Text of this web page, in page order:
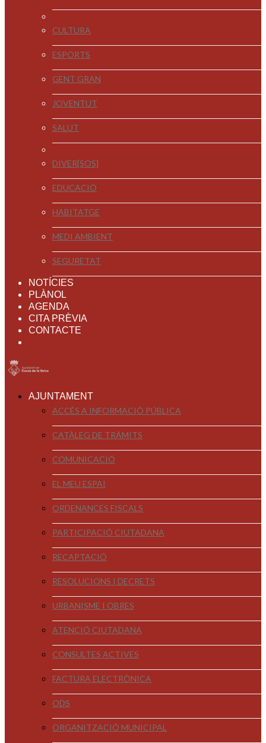
CULTURA
ESPORTS
GENT GRAN
JOVENTUT
SALUT
DIVER[SOS]
EDUCACIÓ
HABITATGE
MEDI AMBIENT
SEGURETAT
NOTÍCIES
PLÀNOL
AGENDA
CITA PRÈVIA
CONTACTE
AJUNTAMENT
ACCÉS A INFORMACIÓ PÚBLICA
CATÀLEG DE TRÀMITS
COMUNICACIÓ
EL MEU ESPAI
ORDENANCES FISCALS
PARTICIPACIÓ CIUTADANA
RECAPTACIÓ
RESOLUCIONS I DECRETS
URBANISME I OBRES
ATENCIÓ CIUTADANA
CONSULTES ACTIVES
FACTURA ELECTRÒNICA
ODS
ORGANITZACIÓ MUNICIPAL